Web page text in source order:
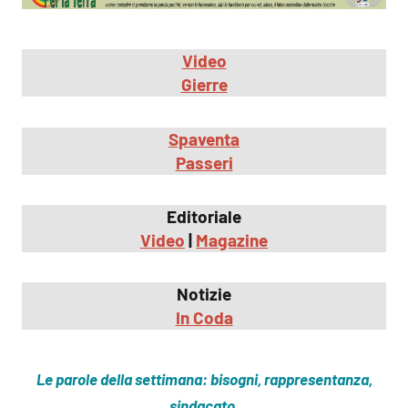
Video
Gierre
Spaventa
Passeri
Editoriale
Video | Magazine
Notizie
In Coda
Le parole della settimana: bisogni, rappresentanza,